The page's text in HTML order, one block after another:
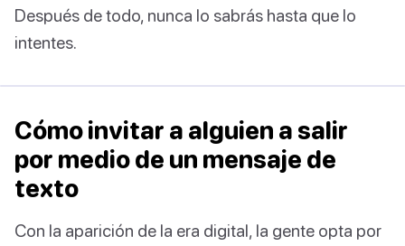
Después de todo, nunca lo sabrás hasta que lo
intentes.
Cómo invitar a alguien a salir
por medio de un mensaje de
texto
Con la aparición de la era digital, la gente opta por